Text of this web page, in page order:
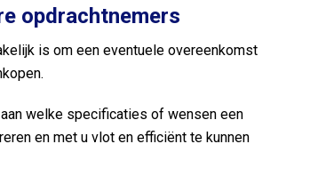
opdrachtnemers
is om een eventuele overeenkomst
welke specificaties of wensen een
en met u vlot en efficiënt te kunnen